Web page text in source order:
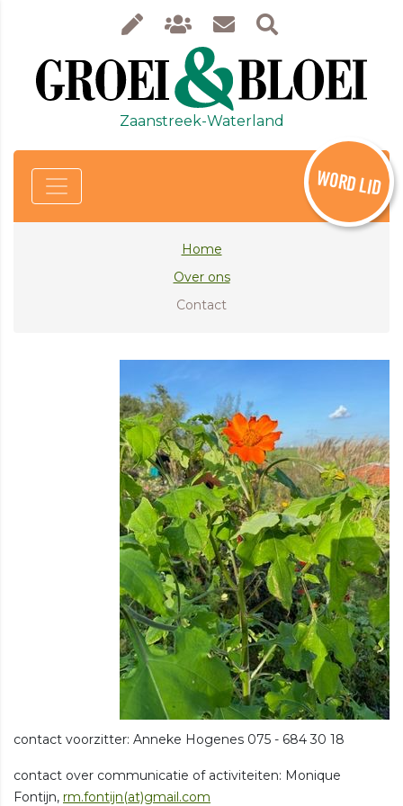
Zaanstreek-Waterland
WORD LID
Home
Over ons
Contact
contact voorzitter: Anneke Hogenes 075 - 684 30 18
contact over communicatie of activiteiten: Monique
Fontijn, rm.fontijn(at)gmail.com